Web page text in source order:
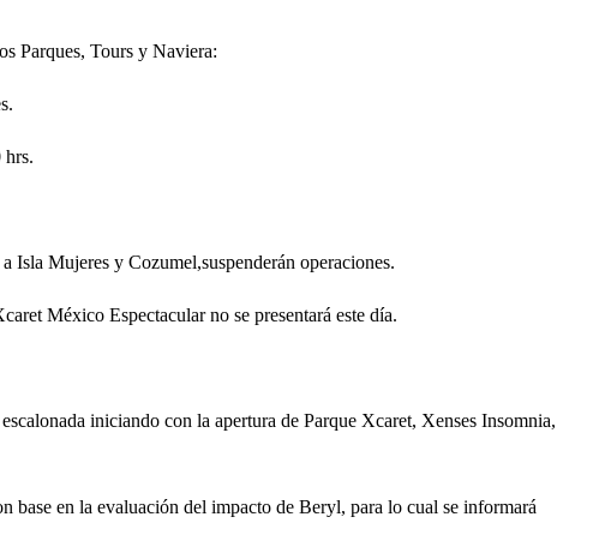
Parques, Tours y Naviera:
hrs.
Mujeres y Cozumel,suspenderán operaciones.
México Espectacular no se presentará este día.
iniciando con la apertura de Parque Xcaret, Xenses Insomnia,
base en la evaluación del impacto de Beryl, para lo cual se informará